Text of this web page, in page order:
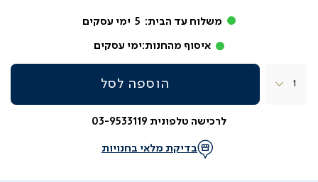
משלוח עד הבית: 5 ימי עסקים
איסוף מהחנות:ימי עסקים
הוספה לסל
לרכישה טלפונית 03-9533119
בדיקת מלאי בחנויות